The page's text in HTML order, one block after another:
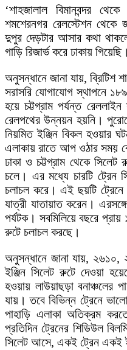
‘শাহজালাল বিমানবন্দর
শমশেরনগর রেলস্টেশন থেকে
দুপুর দেড়টার আসার কথা
গাড়ি রিজার্ভ করে ঢাকায় গিয়েছি।
অনুসন্ধানে জানা যায়, ব্রিটিশ
সরাসরি যোগাযোগ স্থাপনে
হয়ে চট্টগ্রাম পর্যন্ত
রেলপথের উন্নয়ন হয়নি।
নিয়মিত ইঞ্জিন বিকল হওয়ার
এলাকায় রাতে আপ ওঠার সময়
ঢাকা ও চট্টগ্রাম থেকে
চলে। এর মধ্যে চারটি ট্রেন
চলাচল করে। এই ছয়টি
যাত্রী যাতায়াত করেন।
পর্যটক। সবমিলিয়ে বছরে
রুটে চলাচল করছে।
অনুসন্ধানে জানা যায়,
ইঞ্জিন সিলেট রুটে দেওয়া
হওয়ায় লাউয়াছড়া বনাঞ্চলের
যায়। তবে বিভিন্ন ট্রেনে
পাহাড়ি এলাকা অতিক্রম
প্রতিদিন ট্রেনের শিডিউল
সিলেট আসে, একই ট্রেন একই